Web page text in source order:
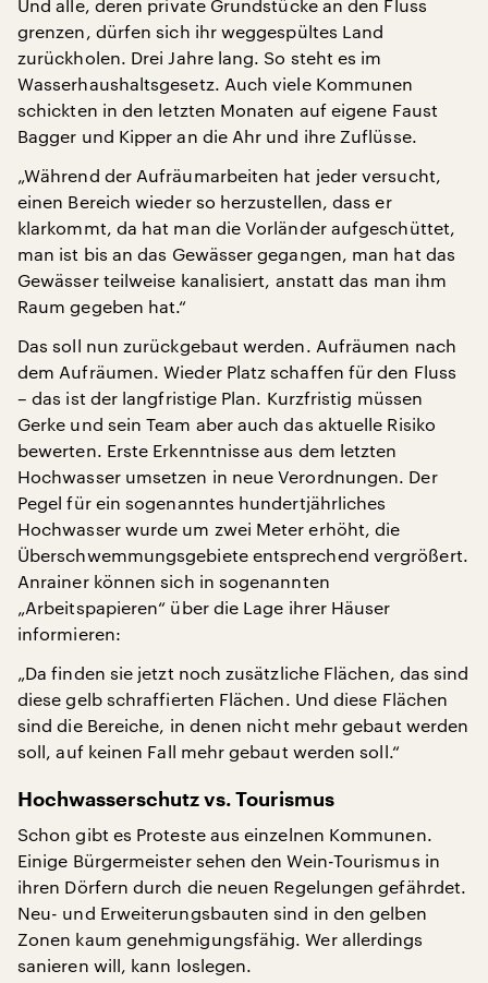
Und alle, deren private Grundstücke an den Fluss
grenzen, dürfen sich ihr weggespültes Land
zurückholen. Drei Jahre lang. So steht es im
Wasserhaushaltsgesetz. Auch viele Kommunen
schickten in den letzten Monaten auf eigene Faust
Bagger und Kipper an die Ahr und ihre Zuflüsse.
„Während der Aufräumarbeiten hat jeder versucht,
einen Bereich wieder so herzustellen, dass er
klarkommt, da hat man die Vorländer aufgeschüttet,
man ist bis an das Gewässer gegangen, man hat das
Gewässer teilweise kanalisiert, anstatt das man ihm
Raum gegeben hat.“
Das soll nun zurückgebaut werden. Aufräumen nach
dem Aufräumen. Wieder Platz schaffen für den Fluss
– das ist der langfristige Plan. Kurzfristig müssen
Gerke und sein Team aber auch das aktuelle Risiko
bewerten. Erste Erkenntnisse aus dem letzten
Hochwasser umsetzen in neue Verordnungen. Der
Pegel für ein sogenanntes hundertjährliches
Hochwasser wurde um zwei Meter erhöht, die
Überschwemmungsgebiete entsprechend vergrößert.
Anrainer können sich in sogenannten
„Arbeitspapieren“ über die Lage ihrer Häuser
informieren:
„Da finden sie jetzt noch zusätzliche Flächen, das sind
diese gelb schraffierten Flächen. Und diese Flächen
sind die Bereiche, in denen nicht mehr gebaut werden
soll, auf keinen Fall mehr gebaut werden soll.“
Hochwasserschutz vs. Tourismus
Schon gibt es Proteste aus einzelnen Kommunen.
Einige Bürgermeister sehen den Wein-Tourismus in
ihren Dörfern durch die neuen Regelungen gefährdet.
Neu- und Erweiterungsbauten sind in den gelben
Zonen kaum genehmigungsfähig. Wer allerdings
sanieren will, kann loslegen.